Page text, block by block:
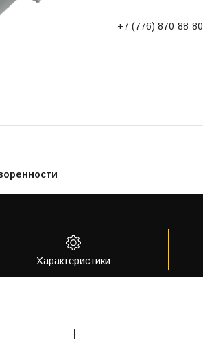
+7 (776) 870-88-80
Характеристики